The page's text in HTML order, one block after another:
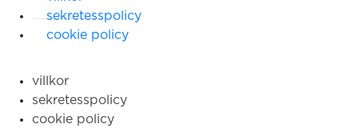
sekretesspolicy
cookie policy
villkor
sekretesspolicy
cookie policy